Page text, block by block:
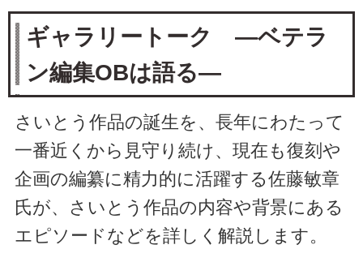
ギャラリートーク ―ベテラ
ン編集OBは語る―
さいとう作品の誕生を、長年にわたって
一番近くから見守り続け、現在も復刻や
企画の編纂に精力的に活躍する佐藤敏章
氏が、さいとう作品の内容や背景にある
エピソードなどを詳しく解説します。